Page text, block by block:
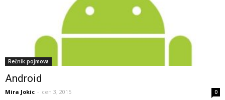
Rečnik pojmova
Android
Mira Jokic - сеп 3, 2015 0